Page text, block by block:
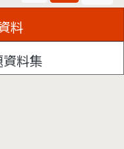
料
料集